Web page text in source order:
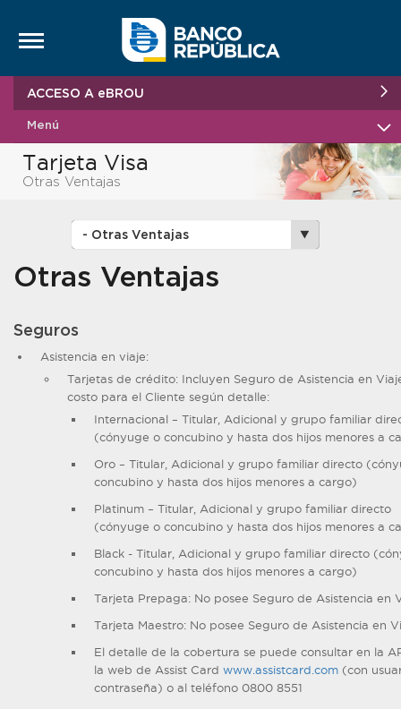
ACCESO A eBROU
Menú
Tarjeta Visa
Otras Ventajas
Otras Ventajas
Seguros
Asistencia en viaje:
Tarjetas de crédito: Incluyen Seguro de Asistencia en
costo para el Cliente según detalle:
Internacional – Titular, Adicional y grupo familiar
(cónyuge o concubino y hasta dos hijos menores a
Oro – Titular, Adicional y grupo familiar directo
concubino y hasta dos hijos menores a cargo)
Platinum – Titular, Adicional y grupo familiar directo
(cónyuge o concubino y hasta dos hijos menores a
Black - Titular, Adicional y grupo familiar directo
concubino y hasta dos hijos menores a cargo)
Tarjeta Prepaga: No posee Seguro de Asistencia en
Tarjeta Maestro: No posee Seguro de Asistencia en
El detalle de la cobertura se puede consultar en la
la web de Assist Card www.assistcard.com (con
contraseña) o al teléfono 0800 8551